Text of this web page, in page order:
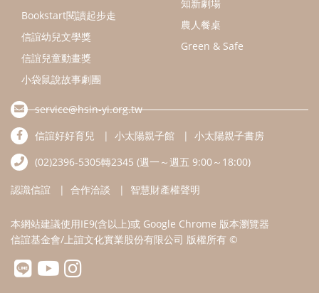
認識信誼 合作洽談 智慧財產權聲明
本網站建議使用IE9(含以上)或 Google Chrome 版本瀏覽器
信誼基金會/上誼文化實業股份有限公司 版權所有 ©